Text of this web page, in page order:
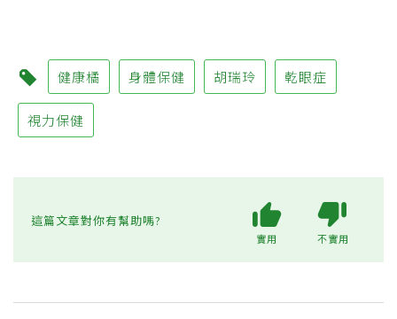
健康橘 身體保健 胡瑞玲 乾眼症
視力保健
這篇文章對你有幫助嗎?
實用 不實用